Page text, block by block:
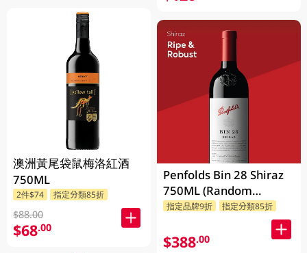
澳洲黃尾袋鼠梅洛紅酒
750ML
2件$74 指定分類85折
$88.00
$68.00
Penfolds Bin 28 Shiraz
750ML (Random
Packaging)
指定品牌9折 指定分類85折
$388.00